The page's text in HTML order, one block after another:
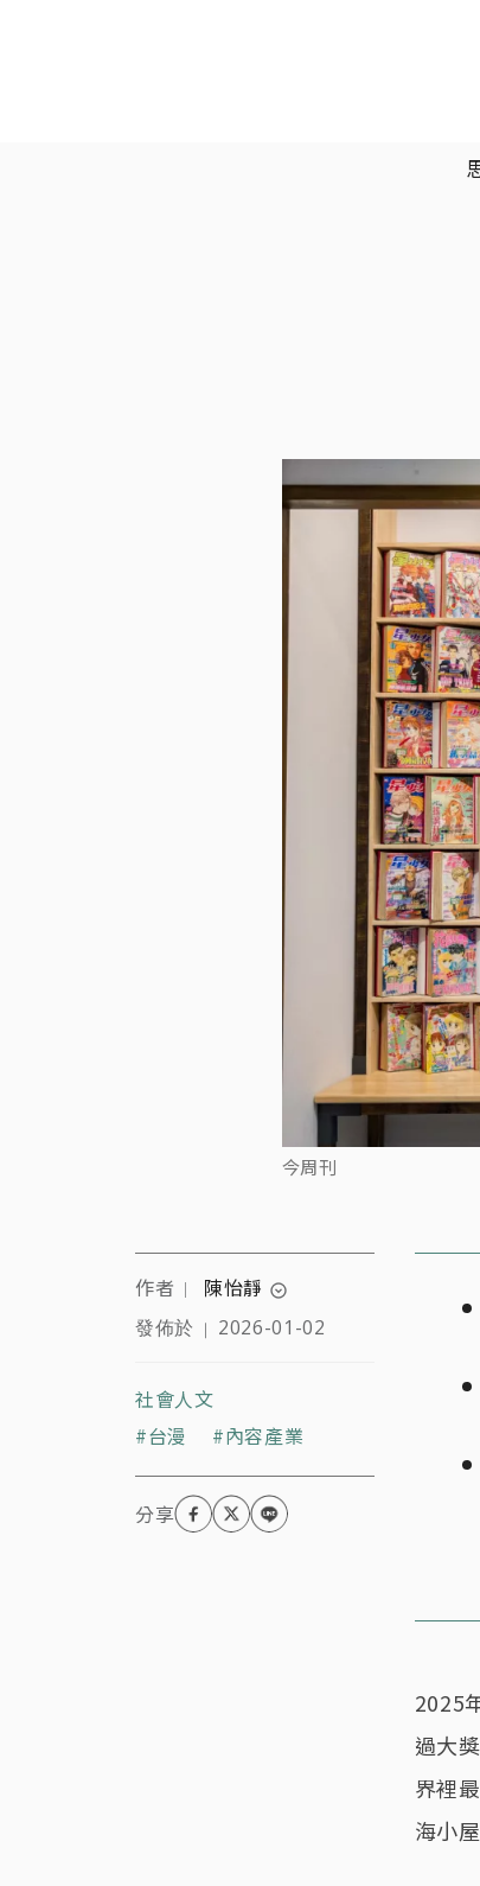
今周刊
作者 ｜ 陳怡靜 expand_circle_down
投入新聞工作逾20年，關
獲卓越新聞獎、亞洲出版
聞獎。現為自由撰稿人、
漫畫策展人，斜槓企劃與
編輯，並主持《大人的漫
畫社》Podcast。
發佈於 ｜ 2026-01-02
社會人文
台漫
內容產業
2025
過大
界裡
海小